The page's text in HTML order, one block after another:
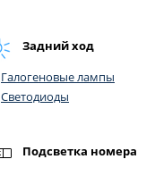
Задний ход
Галогеновые лампы
Светодиоды
Подсветка номера